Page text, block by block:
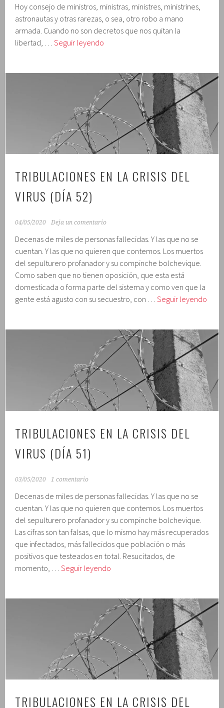
Hoy consejo de ministros, ministras, ministres, ministrines,
astronautas y otras rarezas, o sea, otro robo a mano
armada. Cuando no son decretos que nos quitan la
libertad, …Seguir leyendo
crisis
del
virus
(día
53)
TRIBULACIONES EN LA CRISIS DEL
VIRUS (DÍA 52)
04/05/2020 Deja un comentario
Decenas de miles de personas fallecidas. Y las que no se
cuentan. Y las que no quieren que contemos. Los muertos
del sepulturero profanador y su compinche bolchevique.
Como saben que no tienen oposición, que esta está
domesticada o forma parte del sistema y como ven que la
gente está agusto con su secuestro, con …Seguir leyendo
crisis
52)
TRIBULACIONES EN LA CRISIS DEL
VIRUS (DÍA 51)
03/05/2020 1 comentario
Decenas de miles de personas fallecidas. Y las que no se
cuentan. Y las que no quieren que contemos. Los muertos
del sepulturero profanador y su compinche bolchevique.
Las cifras son tan falsas, que lo mismo hay más recuperados
que infectados, más fallecidos que población o más
positivos que testeados en total. Resucitados, de
momento, …Seguir leyendo
crisis
del
virus
(día
51)
TRIBULACIONES EN LA CRISIS DEL